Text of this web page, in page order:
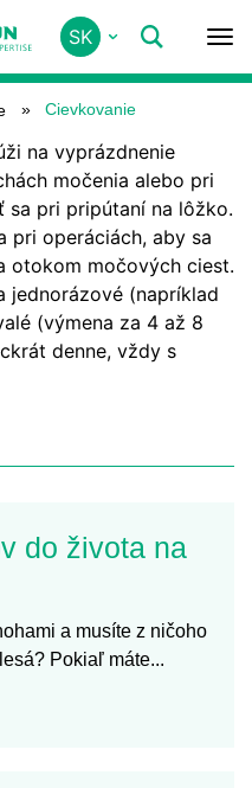
SK
Cievkovanie
na vyprázdnenie
močenia alebo pri
sa pri pripútaní na lôžko.
pri operáciách, aby sa
otokom močových ciest.
jednorázové (napríklad
(výmena za 4 až 8
denne, vždy s
do života na
a musíte z ničoho
Pokiaľ máte...